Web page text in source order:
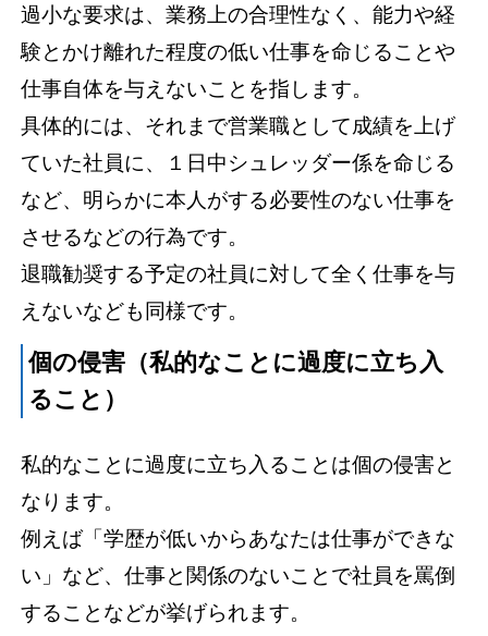
過小な要求は、業務上の合理性なく、能力や経
験とかけ離れた程度の低い仕事を命じることや
仕事自体を与えないことを指します。
具体的には、それまで営業職として成績を上げ
ていた社員に、１日中シュレッダー係を命じる
など、明らかに本人がする必要性のない仕事を
させるなどの行為です。
退職勧奨する予定の社員に対して全く仕事を与
えないなども同様です。
個の侵害（私的なことに過度に立ち入
ること）
私的なことに過度に立ち入ることは個の侵害と
なります。
例えば「学歴が低いからあなたは仕事ができな
い」など、仕事と関係のないことで社員を罵倒
することなどが挙げられます。